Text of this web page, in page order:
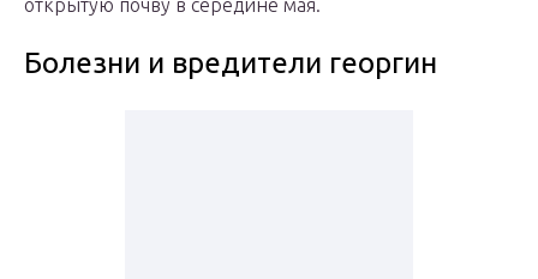
открытую почву в середине мая.
Болезни и вредители георгин